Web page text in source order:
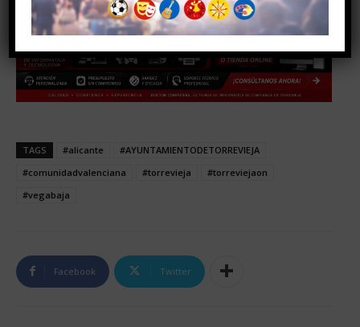
TAGS #alicante
#AYUNTAMIENTODETORREVIEJA
#comunidadvalenciana
#torrevieja
#torreviejaon
#vegabaja
Facebook Twitter